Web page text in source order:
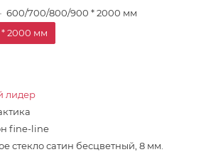
600/700/800/900 * 2000 мм
2000 мм
лидер
fine-line
стекло сатин бесцветный, 8 мм.